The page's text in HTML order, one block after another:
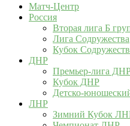
Матч-Центр
Россия
Вторая лига Б
Лига Содружества
Кубок
ДНР
Премьер-лига
Кубок ДНР
Детско-
ЛНР
Зимний Кубок